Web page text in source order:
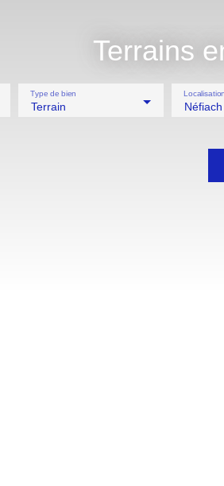
Terrains
Terrain
Type de bien Localisation